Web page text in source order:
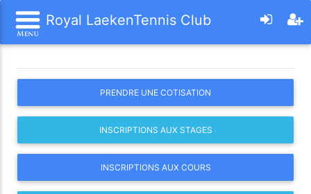
Royal LaekenTennis Club
PRENDRE UNE COTISATION
INSCRIPTIONS AUX STAGES
INSCRIPTIONS AUX COURS